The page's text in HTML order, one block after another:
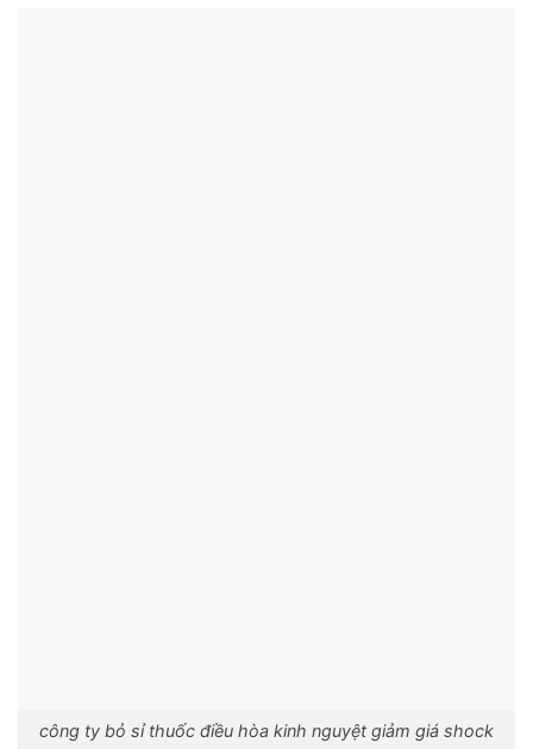
công ty bỏ sỉ thuốc điều hòa kinh nguyệt giảm giá shock